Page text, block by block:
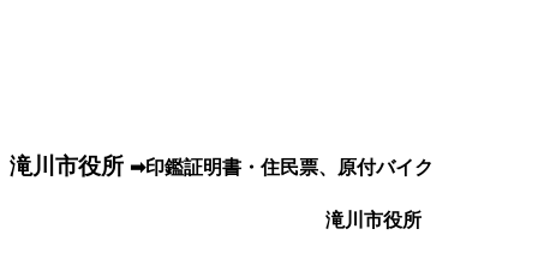
滝川市役所 ➡印鑑証明書・住民票、原付バイク
滝川市役所